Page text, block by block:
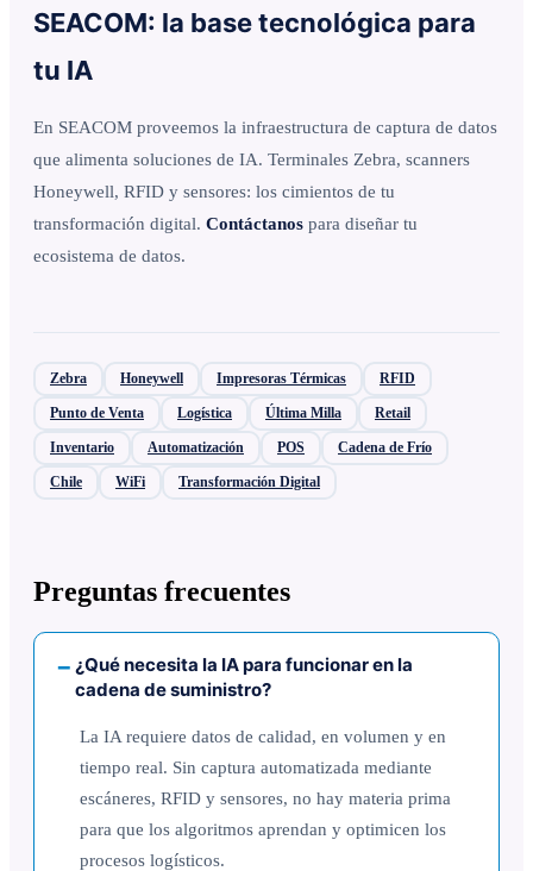
SEACOM: la base tecnológica para
tu IA
En SEACOM proveemos la infraestructura de captura de datos
que alimenta soluciones de IA. Terminales Zebra, scanners
Honeywell, RFID y sensores: los cimientos de tu
transformación digital. Contáctanos para diseñar tu
ecosistema de datos.
Zebra Honeywell Impresoras Térmicas RFID
Punto de Venta Logística Última Milla Retail
Inventario Automatización POS Cadena de Frío
Chile WiFi Transformación Digital
Preguntas frecuentes
¿Qué necesita la IA para funcionar en la
cadena de suministro?
La IA requiere datos de calidad, en volumen y en
tiempo real. Sin captura automatizada mediante
escáneres, RFID y sensores, no hay materia prima
para que los algoritmos aprendan y optimicen los
procesos logísticos.